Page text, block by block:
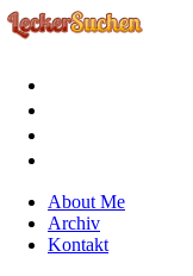
About Me
Archiv
Kontakt